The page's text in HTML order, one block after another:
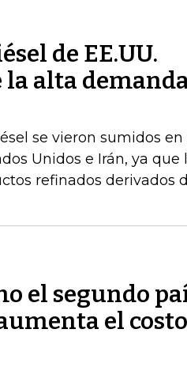
de EE.UU.
alta
se vieron sumidos en
Unidos e Irán, ya que
refinados derivados
el segundo
el